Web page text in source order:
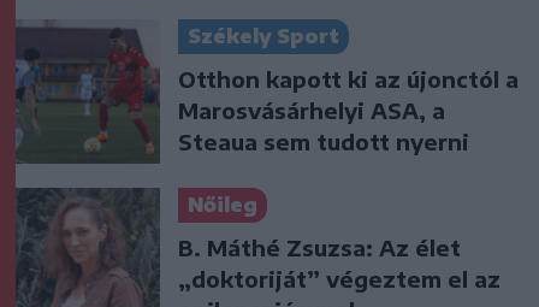
Székely Sport
Otthon kapott ki az újonctól a
Marosvásárhelyi ASA, a
Steaua sem tudott nyerni
Nőileg
B. Máthé Zsuzsa: Az élet
„doktoriját” végeztem el az